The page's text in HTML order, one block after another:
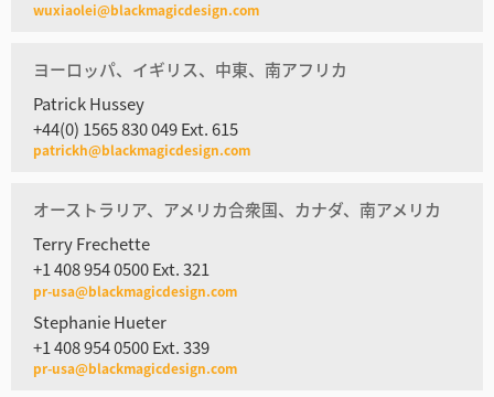
wuxiaolei@blackmagicdesign.com
ヨーロッパ、イギリス、中東、南アフリカ
Patrick Hussey
+44(0) 1565 830 049 Ext. 615
patrickh@blackmagicdesign.com
オーストラリア、アメリカ合衆国、カナダ、南アメリカ
Terry Frechette
+1 408 954 0500 Ext. 321
pr-usa@blackmagicdesign.com
Stephanie Hueter
+1 408 954 0500 Ext. 339
pr-usa@blackmagicdesign.com